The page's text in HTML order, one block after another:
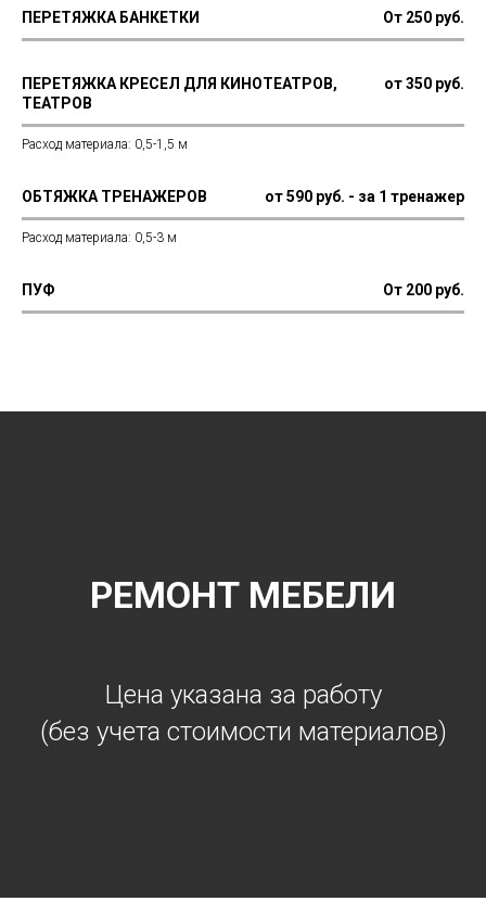
ПЕРЕТЯЖКА БАНКЕТКИ От 250 руб.
ПЕРЕТЯЖКА КРЕСЕЛ ДЛЯ КИНОТЕАТРОВ,
ТЕАТРОВ
от 350 руб.
Расход материала: 0,5-1,5 м
ОБТЯЖКА ТРЕНАЖЕРОВ от 590 руб. - за 1 тренажер
Расход материала: 0,5-3 м
ПУФ От 200 руб.
РЕМОНТ МЕБЕЛИ
Цена указана за работу
(без учета стоимости материалов)